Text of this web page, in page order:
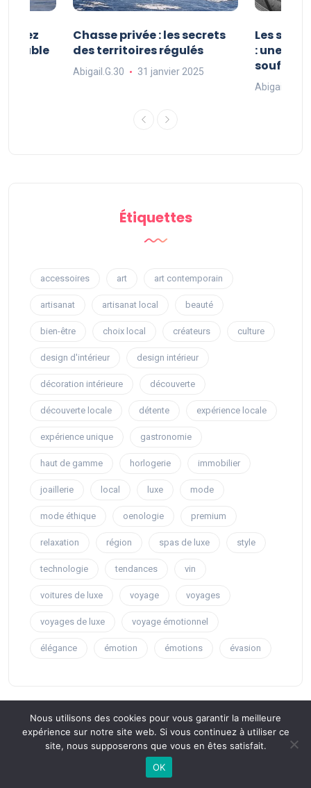
vivez
Chasse privée : les secrets
des territoires régulés
Abigail.G.30 31 janvier 2025
Les
: une
souffle
Abigail.G.30
Étiquettes
accessoires art art contemporain
artisanat artisanat local beauté
bien-être choix local créateurs culture
design d'intérieur design intérieur
décoration intérieure découverte
découverte locale détente expérience locale
expérience unique gastronomie
haut de gamme horlogerie immobilier
joaillerie local luxe mode
mode éthique oenologie premium
relaxation région spas de luxe style
technologie tendances vin
voitures de luxe voyage voyages
voyages de luxe voyage émotionnel
élégance émotion émotions évasion
Informations
Nous utilisons des cookies pour vous garantir la meilleure
expérience sur notre site web. Si vous continuez à utiliser ce
site, nous supposerons que vous en êtes satisfait.
OK